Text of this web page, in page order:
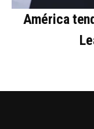
América